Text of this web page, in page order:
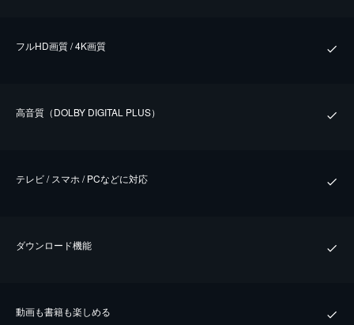
フルHD画質 / 4K画質
⾼⾳質（DOLBY DIGITAL PLUS）
テレビ / スマホ / PCなどに対応
ダウンロード機能
動画も書籍も楽しめる